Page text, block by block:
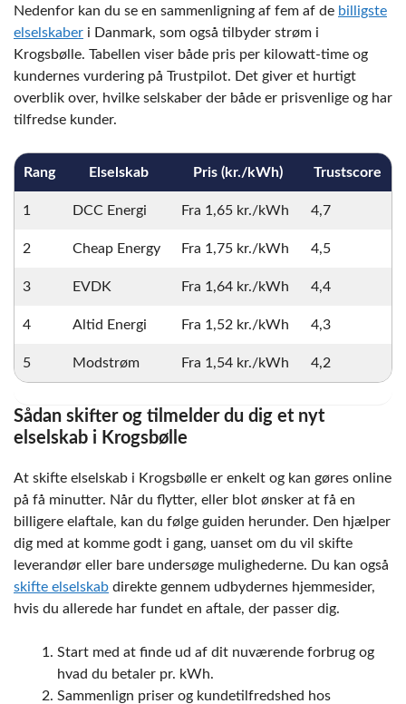
Nedenfor kan du se en sammenligning af fem af de billigste
elselskaber i Danmark, som også tilbyder strøm i
Krogsbølle. Tabellen viser både pris per kilowatt-time og
kundernes vurdering på Trustpilot. Det giver et hurtigt
overblik over, hvilke selskaber der både er prisvenlige og har
tilfredse kunder.
Rang Elselskab Pris (kr./kWh) Trustscore
1 DCC Energi Fra 1,65 kr./kWh 4,7
2 Cheap Energy Fra 1,75 kr./kWh 4,5
3 EVDK Fra 1,64 kr./kWh 4,4
4 Altid Energi Fra 1,52 kr./kWh 4,3
5 Modstrøm Fra 1,54 kr./kWh 4,2
Sådan skifter og tilmelder du dig et nyt
elselskab i Krogsbølle
At skifte elselskab i Krogsbølle er enkelt og kan gøres online
på få minutter. Når du flytter, eller blot ønsker at få en
billigere elaftale, kan du følge guiden herunder. Den hjælper
dig med at komme godt i gang, uanset om du vil skifte
leverandør eller bare undersøge mulighederne. Du kan også
skifte elselskab direkte gennem udbydernes hjemmesider,
hvis du allerede har fundet en aftale, der passer dig.
Start med at finde ud af dit nuværende forbrug og
hvad du betaler pr. kWh.
Sammenlign priser og kundetilfredshed hos